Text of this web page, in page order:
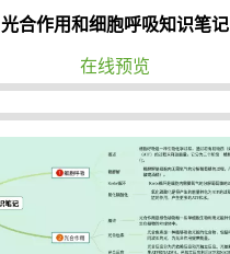
光合作用和细胞呼吸知识笔记
在线预览